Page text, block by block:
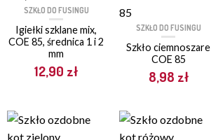
SZKŁO DO FUSINGU
Igiełki szklane mix,
COE 85, średnica 1 i 2
mm
12,90 zł
SZKŁO DO FUSINGU
Szkło ciemnoszare
COE 85
8,98 zł